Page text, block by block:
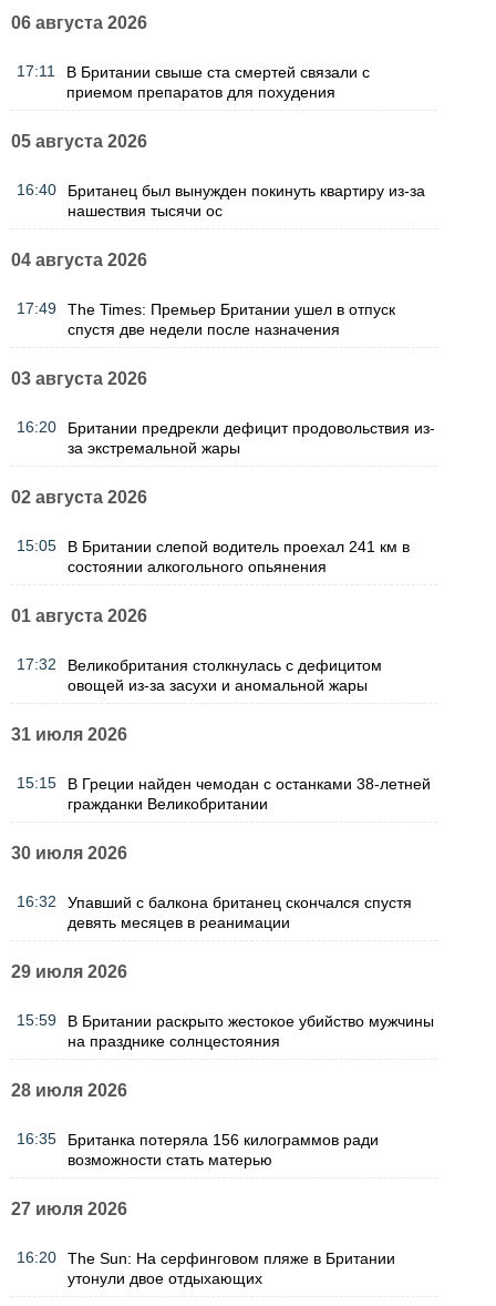
06 августа 2026
17:11
В Британии свыше ста смертей связали с
приемом препаратов для похудения
05 августа 2026
16:40
Британец был вынужден покинуть квартиру из-за
нашествия тысячи ос
04 августа 2026
17:49
The Times: Премьер Британии ушел в отпуск
спустя две недели после назначения
03 августа 2026
16:20
Британии предрекли дефицит продовольствия из-
за экстремальной жары
02 августа 2026
15:05
В Британии слепой водитель проехал 241 км в
состоянии алкогольного опьянения
01 августа 2026
17:32
Великобритания столкнулась с дефицитом
овощей из-за засухи и аномальной жары
31 июля 2026
15:15
В Греции найден чемодан с останками 38-летней
гражданки Великобритании
30 июля 2026
16:32
Упавший с балкона британец скончался спустя
девять месяцев в реанимации
29 июля 2026
15:59
В Британии раскрыто жестокое убийство мужчины
на празднике солнцестояния
28 июля 2026
16:35
Британка потеряла 156 килограммов ради
возможности стать матерью
27 июля 2026
16:20
The Sun: На серфинговом пляже в Британии
утонули двое отдыхающих